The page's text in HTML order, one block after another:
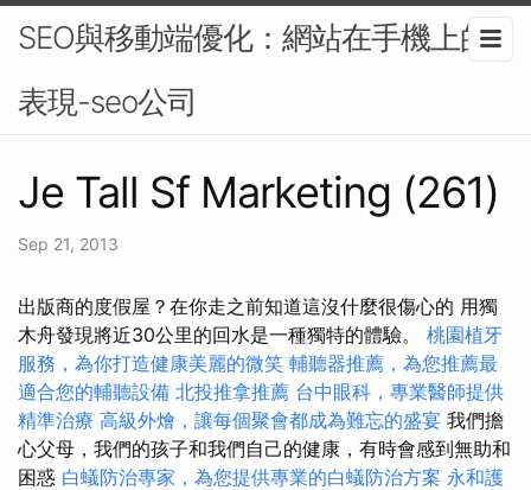
SEO與移動端優化：網站在手機上的
表現-seo公司
Je Tall Sf Marketing (261)
Sep 21, 2013
出版商的度假屋？在你走之前知道這沒什麼很傷心的 用獨
木舟發現將近30公里的回水是一種獨特的體驗。 桃園植牙
服務，為你打造健康美麗的微笑 輔聽器推薦，為您推薦最
適合您的輔聽設備 北投推拿推薦 台中眼科，專業醫師提供
精準治療 高級外燴，讓每個聚會都成為難忘的盛宴 我們擔
心父母，我們的孩子和我們自己的健康，有時會感到無助和
困惑 白蟻防治專家，為您提供專業的白蟻防治方案 永和護